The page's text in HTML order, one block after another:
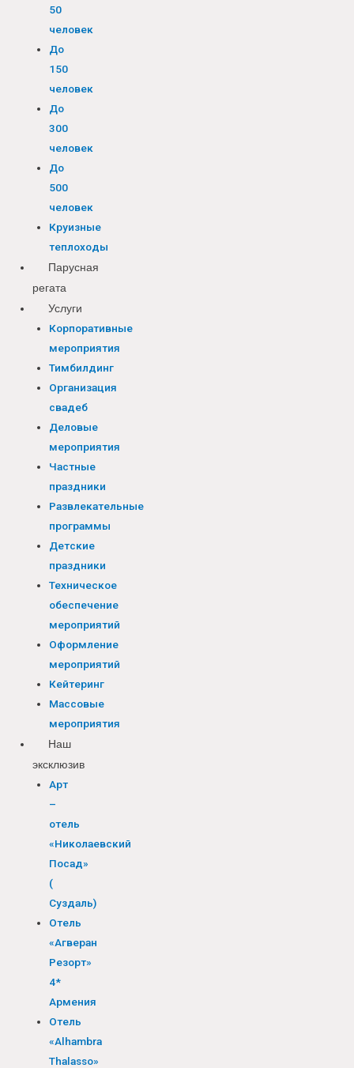
50
человек
До
150
человек
До
300
человек
До
500
человек
Круизные
теплоходы
Парусная
регата
Услуги
Корпоративные
мероприятия
Тимбилдинг
Организация
свадеб
Деловые
мероприятия
Частные
праздники
Развлекательные
программы
Детские
праздники
Техническое
обеспечение
мероприятий
Оформление
мероприятий
Кейтеринг
Массовые
мероприятия
Наш
эксклюзив
Арт
–
отель
«Николаевский
Посад»
(
Суздаль)
Отель
«Агверан
Резорт»
4*
Армения
Отель
«Alhambra
Thalasso»